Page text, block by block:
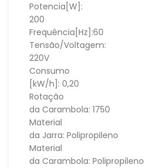
Potencia[W]:
200
Frequência[Hz]:60
Tensão/Voltagem:
220V
Consumo
[kW/h]: 0,20
Rotação
da Carambola: 1750
Material
da Jarra: Polipropileno
Material
da Carambola: Polipropileno